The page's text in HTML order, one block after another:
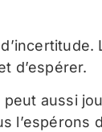
d’espérer.
aussi
l’espérons